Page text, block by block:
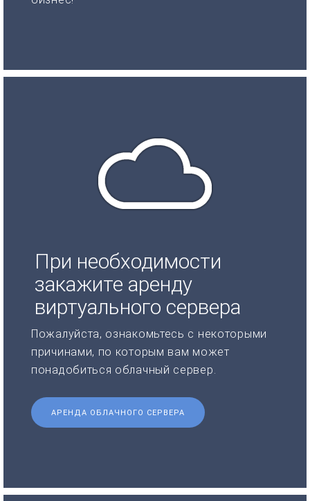
При необходимости
закажите аренду
виртуального сервера
Пожалуйста, ознакомьтесь с некоторыми
причинами, по которым вам может
понадобиться облачный сервер.
АРЕНДА ОБЛАЧНОГО СЕРВЕРА